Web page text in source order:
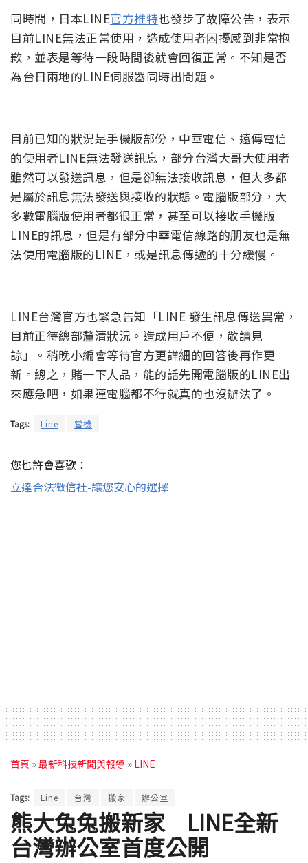
同時間，日本LINE官方推特也發步了故障公告，表示
目前LINE無法正常使用，造成使用者困擾感到非常抱
歉，並表是等待一段時間後就會回復正常。不知是否
為台日兩地的LINE伺服器同時出問題。
目前已知的狀況是手機版部份，中華電信、遠傳電信
的使用者LINE無法發送訊息，部分台灣大哥大使用者
雖然可以發送訊息，但是卻無法接收訊息，但大多都
是屬於訊息無法發送與接收的狀態。電腦版部分，大
多數電腦版使用者都很正常，甚至可以接收手機版
LINE的訊息，但是有部分中華電信線路的朋友也是無
法使用電腦版的LINE，或是訊息傳遞的十分緩慢。
LINE台灣官方也緊急告知「LINE 發生訊息傳送異常，
目前正待總部釐清狀況。造成用戶不便，敬請見
諒」。稍晚小編會等待官方更詳細的回答後再作更
新。總之，賭一下人品，能的話先開電腦版的LINE出
來應急吧，如果連電腦都不行就真的也沒辦法了。
Tags: Line 當機
您也許會喜歡：
立達合法徵信社-讓您安心的選擇
首頁 »最新科技新聞與報導 » LINE
Tags: Line 台灣 搬家 辦公室
熊大兔兔搬新家 LINE全新
台灣辦公室首度公開